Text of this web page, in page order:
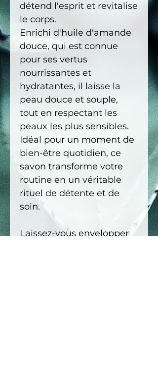
détend l'esprit et revitalise
le corps.
Enrichi d'huile d'amande
douce, qui est connue
pour ses vertus
nourrissantes et
hydratantes, il laisse la
peau douce et souple,
tout en respectant les
peaux les plus sensibles.
Idéal pour un moment de
bien-être quotidien, ce
savon transforme votre
routine en un véritable
rituel de détente et de
soin.
Laissez-vous envelopper